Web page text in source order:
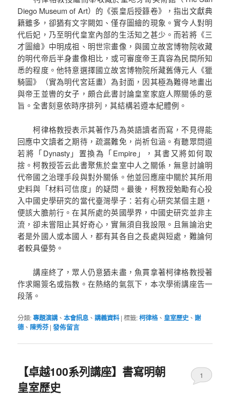
Diego Museum of Art）的《張皇后授籙卷》，指出文獻典
籍雖多，卻猶有文字闕如、僅存圖繪的現象。實今人對明
代后妃，乃至明代皇室內部的生活知之甚少。而若將《三
才圖繪》中明成祖、明世宗畫像，與國立故宮博物院收藏
的明代帝后半身畫像相比，或可審度帝王真容為民間所知
悉的程度。他特意選擇國立故宮博物院所藏舊傳元人《獵
騎圖》（實為明代宮廷畫）為封面，因其極為難得地畫出
與帝王並轡的女子，頗合此書討論皇室家庭人際關係的意
旨。全書刻意依時序排列，其結構若遵本紀體例。
柯律格教授表示其著作乃為英語讀者而寫，不見得能
回應中文讀者之期待，疏漏難免，尚祈包涵。有聽眾問道
若將「Dynasty」置換為「Empire」，其書又將如何取
捨。柯教授答云此書聚焦於皇室中人之關係，無意討論明
代帝國之治理手段與對外關係。他並回應座中關於其所用
史料與「材料可信度」的疑問。最後，柯教授勉勵有心投
入中國史學研究的當代臺灣學子：若有心研究某個主題，
便該大膽前行。在其所處的英國學界，中國史研究並非主
流，卻未嘗阻止其好奇心，實無須自我設限。且無論治史
者是外國人或本國人，都有其各自之長處與短處，難論何
者較具優勢。
講座終了，眾人仍意猶未盡，魚貫拿著柯律格教授著
作求賜簽名或指教。在熱絡的氣氛下，本次學術講座告一
段落。
分類:專題演講、本會訊息、講義資料 |標籤:柯律格、皇室歷史、謝
德、 陳秀芬 |發佈留言
【卓越100系列講座】書寫明朝
皇室歷史
1